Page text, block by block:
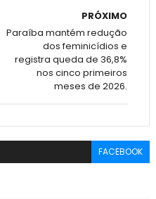
PRÓXIMO
Paraíba mantém redução
dos feminicídios e
registra queda de 36,8%
nos cinco primeiros
meses de 2026.
FACEBOOK